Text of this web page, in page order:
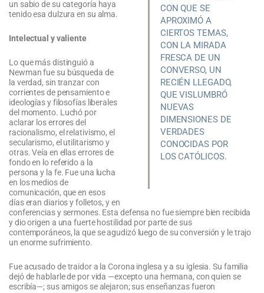
CON QUE SE
APROXIMÓ A
CIERTOS TEMAS,
CON LA MIRADA
FRESCA DE UN
CONVERSO, UN
RECIÉN LLEGADO,
QUE VISLUMBRÓ
NUEVAS
DIMENSIONES DE
VERDADES
CONOCIDAS POR
LOS CATÓLICOS.
un sabio de su categoría haya
tenido esa dulzura en su alma.
Intelectual y valiente
Lo que más distinguió a
Newman fue su búsqueda de
la verdad, sin tranzar con
corrientes de pensamiento e
ideologías y filosofías liberales
del momento. Luchó por
aclarar los errores del
racionalismo, el relativismo, el
secularismo, el utilitarismo y
otras. Veía en ellas errores de
fondo en lo referido a la
persona y la fe. Fue una lucha
en los medios de
comunicación, que en esos
días eran diarios y folletos, y en
conferencias y sermones. Esta defensa no fue siempre bien recibida
y dio origen a una fuerte hostilidad por parte de sus
contemporáneos, la que se agudizó luego de su conversión y le trajo
un enorme sufrimiento.
Fue acusado de traidor a la Corona inglesa y a su iglesia. Su familia
dejó de hablarle de por vida —excepto una hermana, con quien se
escribía—; sus amigos se alejaron; sus enseñanzas fueron